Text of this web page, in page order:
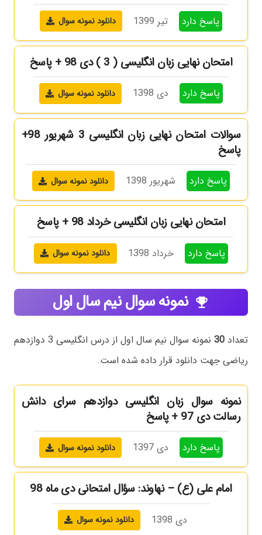
پاسخ دارد تیر 1399 دانلود نمونه سوال
امتحان نهایی زبان انگلیسی ( 3 ) دی 98 + پاسخ
پاسخ دارد دی 1398 دانلود نمونه سوال
سوالات امتحان نهایی زبان انگلیسی 3 شهریور 98+
پاسخ
پاسخ دارد شهریور 1398 دانلود نمونه سوال
امتحان نهایی زبان انگلیسی خرداد 98 + پاسخ
پاسخ دارد خرداد 1398 دانلود نمونه سوال
emoji_events نمونه سوال نیم سال اول
تعداد 30
نمونه سوال نیم سال اول از درس انگلیسی 3 دوازدهم
ریاضی جهت دانلود قرار داده شده است.
نمونه سوال زبان انگلیسی دوازدهم سرای دانش
رسالت دی 97 + پاسخ
پاسخ دارد دی 1397 دانلود نمونه سوال
امام علی (ع) – نهاوند: سؤال امتحانی دی ماه 98
دی 1398 دانلود نمونه سوال